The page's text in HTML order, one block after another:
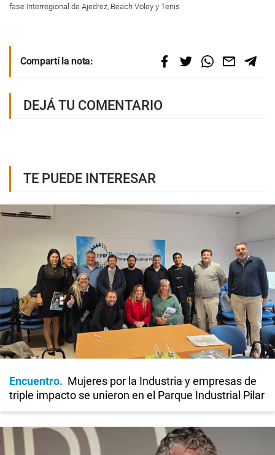
fase Interregional de Ajedrez, Beach Voley y Tenis.
Compartí la nota:
DEJÁ TU COMENTARIO
TE PUEDE INTERESAR
Encuentro
Mujeres por la Industria y empresas de
triple impacto se unieron en el Parque Industrial Pilar